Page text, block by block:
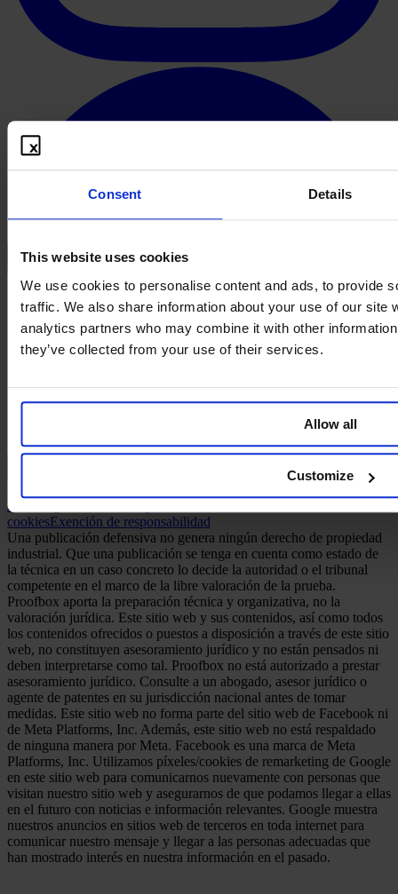
Consent Details
This website uses cookies
We use cookies to personalise content and ads, to provide
traffic. We also share information about your use of our site
analytics partners who may combine it with other
they’ve collected from your use of their services.
Allow all
Customize
Aviso legal
cookiesExención de responsabilidad
Una publicación defensiva no genera ningún derecho de propiedad
industrial. Que una publicación se tenga en cuenta como estado de
la técnica en un caso concreto lo decide la autoridad o el tribunal
competente en el marco de la libre valoración de la prueba.
Proofbox aporta la preparación técnica y organizativa, no la
valoración jurídica. Este sitio web y sus contenidos, así como todos
los contenidos ofrecidos o puestos a disposición a través de este sitio
web, no constituyen asesoramiento jurídico y no están pensados ni
deben interpretarse como tal. Proofbox no está autorizado a prestar
asesoramiento jurídico. Consulte a un abogado, asesor jurídico o
agente de patentes en su jurisdicción nacional antes de tomar
medidas. Este sitio web no forma parte del sitio web de Facebook ni
de Meta Platforms, Inc. Además, este sitio web no está respaldado
de ninguna manera por Meta. Facebook es una marca de Meta
Platforms, Inc. Utilizamos píxeles/cookies de remarketing de Google
en este sitio web para comunicarnos nuevamente con personas que
visitan nuestro sitio web y asegurarnos de que podamos llegar a ellas
en el futuro con noticias e información relevantes. Google muestra
nuestros anuncios en sitios web de terceros en toda internet para
comunicar nuestro mensaje y llegar a las personas adecuadas que
han mostrado interés en nuestra información en el pasado.